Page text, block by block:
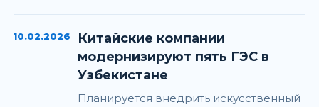
10.02.2026
Китайские компании
модернизируют пять ГЭС в
Узбекистане
Планируется внедрить искусственный